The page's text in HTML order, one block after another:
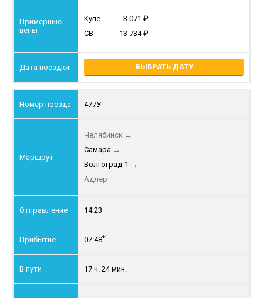
Купе
3 071
СВ
13 734
ВЫБРАТЬ ДАТУ
477У
Челябинск →
Самара →
Волгоград-1 →
Адлер
14:23
07:48+1
17 ч. 24 мин.